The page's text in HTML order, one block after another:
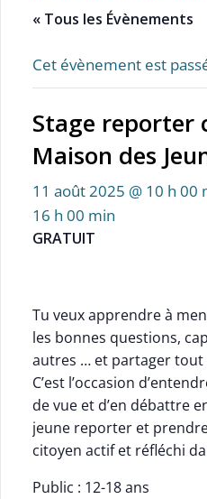
« Tous les Évènements
Cet évènement est
Stage reporter
Maison des
11 août 2025 @ 10 h 00
16 h 00 min
GRATUIT
Tu veux apprendre à
les bonnes questions,
autres … et partager tout
C’est l’occasion
de vue et d’en débattre
jeune reporter et
citoyen actif et réfléchi
Public : 12-18 ans